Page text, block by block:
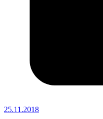
25.11.2018